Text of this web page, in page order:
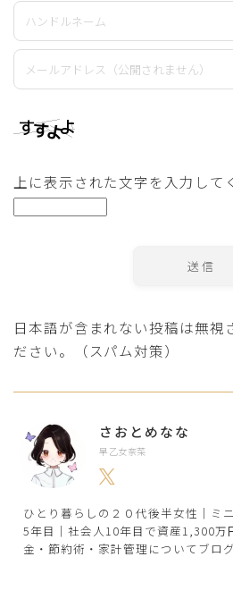
上に表示された文字を入力して
日本語が含まれない投稿は無視
ださい。（スパム対策）
さおとめなな
早乙女奈菜
ひとり暮らしの２０代後半女性｜ミ
5年目｜社会人10年目で資産1,300万
金・節約術・家計管理についてブロ